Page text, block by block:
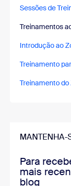
Sessões de
Treinamentos
Introdução ao
Treinamento
Treinamento
MANTENHA-
Para
mais
blog